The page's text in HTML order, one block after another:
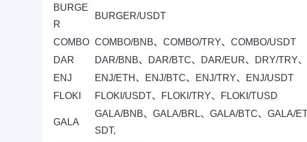
BURGE
R
BURGER/USDT
COMBO COMBO/BNB、COMBO/TRY、COMBO/USDT
DAR
DAR/BNB、DAR/BTC、DAR/EUR、DRY/TRY
ENJ
ENJ/ETH、ENJ/BTC、ENJ/TRY、ENJ/USDT
FLOKI
FLOKI/USDT、FLOKI/TRY、FLOKI/TUSD
GALA
GALA/BNB、GALA/BRL、GALA/BTC、GALA/
SDT,